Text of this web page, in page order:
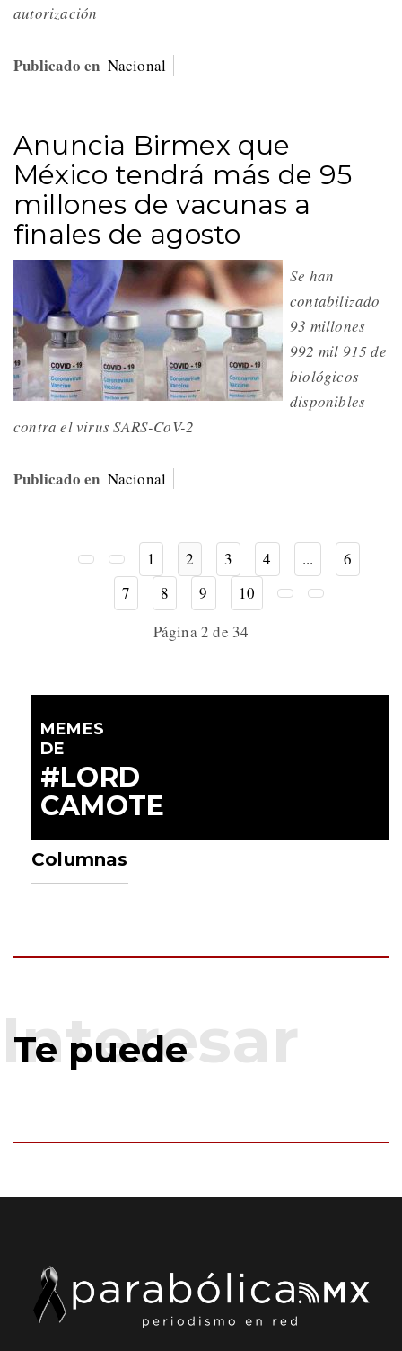
autorización
Publicado en Nacional
Anuncia Birmex que
México tendrá más de 95
millones de vacunas a
finales de agosto
Se han
contabilizado
93 millones
992 mil 915 de
biológicos
disponibles
contra el virus SARS-CoV-2
Publicado en Nacional
1 2 3 4 ...
6
7
8 9
10
Página 2 de 34
MEMES
DE
#LORD
CAMOTE
Columnas
Te puede